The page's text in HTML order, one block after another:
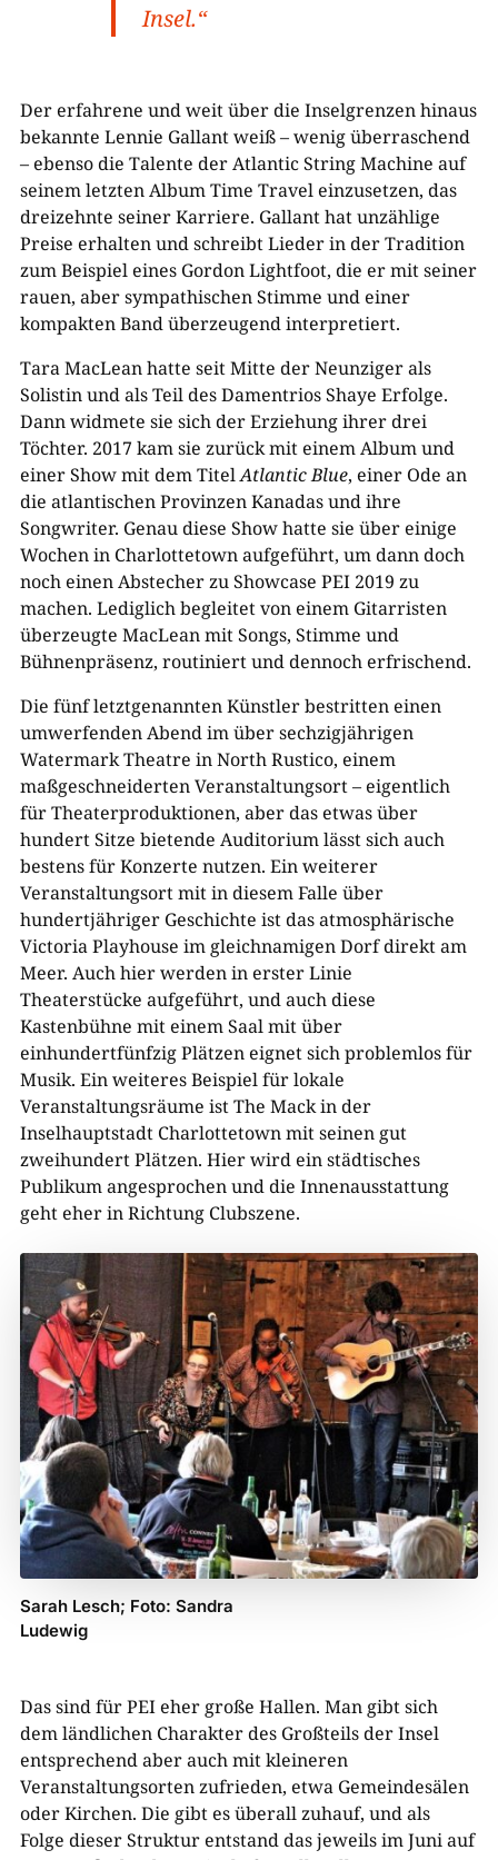
Insel.“
Der erfahrene und weit über die Inselgrenzen hinaus
bekannte Lennie Gallant weiß – wenig überraschend
– ebenso die Talente der Atlantic String Machine auf
seinem letzten Album Time Travel einzusetzen, das
dreizehnte seiner Karriere. Gallant hat unzählige
Preise erhalten und schreibt Lieder in der Tradition
zum Beispiel eines Gordon Lightfoot, die er mit seiner
rauen, aber sympathischen Stimme und einer
kompakten Band überzeugend interpretiert.
Tara MacLean hatte seit Mitte der Neunziger als
Solistin und als Teil des Damentrios Shaye Erfolge.
Dann widmete sie sich der Erziehung ihrer drei
Töchter. 2017 kam sie zurück mit einem Album und
einer Show mit dem TitelAtlantic Blue, einer Ode an
die atlantischen Provinzen Kanadas und ihre
Songwriter. Genau diese Show hatte sie über einige
Wochen in Charlottetown aufgeführt, um dann doch
noch einen Abstecher zu Showcase PEI 2019 zu
machen. Lediglich begleitet von einem Gitarristen
überzeugte MacLean mit Songs, Stimme und
Bühnenpräsenz, routiniert und dennoch erfrischend.
Die fünf letztgenannten Künstler bestritten einen
umwerfenden Abend im über sechzigjährigen
Watermark Theatre in North Rustico, einem
maßgeschneiderten Veranstaltungsort – eigentlich
für Theaterproduktionen, aber das etwas über
hundert Sitze bietende Auditorium lässt sich auch
bestens für Konzerte nutzen. Ein weiterer
Veranstaltungsort mit in diesem Falle über
hundertjähriger Geschichte ist das atmosphärische
Victoria Playhouse im gleichnamigen Dorf direkt am
Meer. Auch hier werden in erster Linie
Theaterstücke aufgeführt, und auch diese
Kastenbühne mit einem Saal mit über
einhundertfünfzig Plätzen eignet sich problemlos für
Musik. Ein weiteres Beispiel für lokale
Veranstaltungsräume ist The Mack in der
Inselhauptstadt Charlottetown mit seinen gut
zweihundert Plätzen. Hier wird ein städtisches
Publikum angesprochen und die Innenausstattung
geht eher in Richtung Clubszene.
Sarah Lesch; Foto: Sandra
Ludewig
Das sind für PEI eher große Hallen. Man gibt sich
dem ländlichen Charakter des Großteils der Insel
entsprechend aber auch mit kleineren
Veranstaltungsorten zufrieden, etwa Gemeindesälen
oder Kirchen. Die gibt es überall zuhauf, und als
Folge dieser Struktur entstand das jeweils im Juni auf